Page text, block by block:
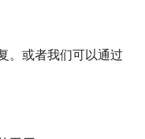
。或者我们可以通过